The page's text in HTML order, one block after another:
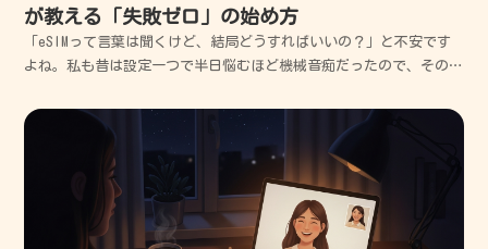
が教える「失敗ゼロ」の始め方
「eSIMって言葉は聞くけど、結局どうすればいいの？」と不安です
よね。私も昔は設定一つで半日悩むほど機械音痴だったので、その気
終わります。今日からあなたも、スマホをもっと自由で便利に使える
ようになりますよ。私と一緒に、一歩ずつ進んでいきま...